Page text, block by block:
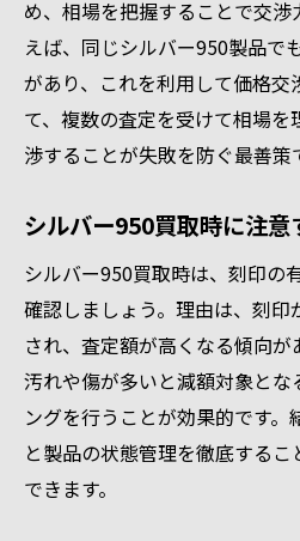
め、相場を把握することで交渉
えば、同じシルバー950製品で
があり、これを利用して価格交
て、複数の査定を受けて相場を
渉することが失敗を防ぐ最善策
シルバー950買取時に注
シルバー950買取時は、刻印の
確認しましょう。理由は、刻
され、査定額が高くなる傾向が
汚れや傷が多いと減額対象と
ングを行うことが効果的です
と製品の状態管理を徹底する
できます。